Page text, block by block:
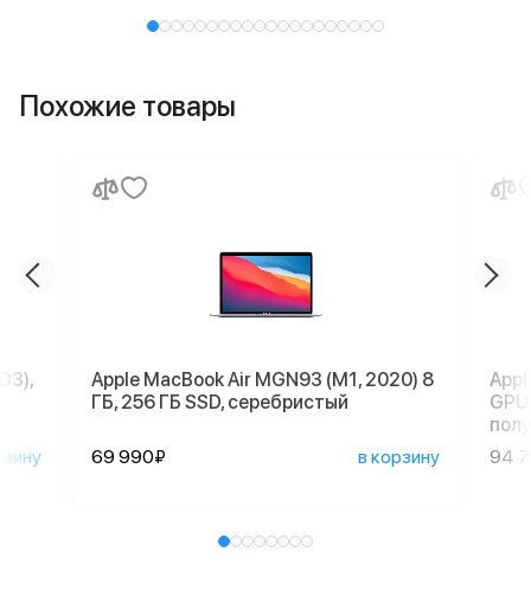
Похожие товары
Apple MacBook Air MGN93 (M1, 2020) 8
ГБ, 256 ГБ SSD, серебристый
69 990₽ в корзину
94